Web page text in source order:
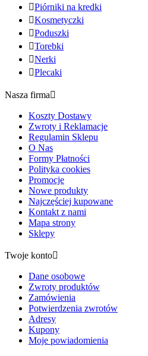
Piórniki na kredki
Kosmetyczki
Poduszki
Torebki
Nerki
Plecaki
Nasza firma
Koszty Dostawy
Zwroty i Reklamacje
Regulamin Sklepu
O Nas
Formy Płatności
Polityka cookies
Promocje
Nowe produkty
Najczęściej kupowane
Kontakt z nami
Mapa strony
Sklepy
Twoje konto
Dane osobowe
Zwroty produktów
Zamówienia
Potwierdzenia zwrotów
Adresy
Kupony
Moje powiadomienia